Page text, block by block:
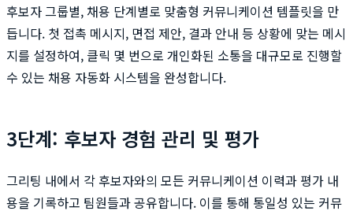
후보자 그룹별, 채용 단계별로 맞춤형 커뮤니케이션 템플릿을 만
듭니다. 첫 접촉 메시지, 면접 제안, 결과 안내 등 상황에 맞는 메시
지를 설정하여, 클릭 몇 번으로 개인화된 소통을 대규모로 진행할
수 있는 채용 자동화 시스템을 완성합니다.
3단계: 후보자 경험 관리 및 평가
그리팅 내에서 각 후보자와의 모든 커뮤니케이션 이력과 평가 내
용을 기록하고 팀원들과 공유합니다. 이를 통해 통일성 있는 커뮤